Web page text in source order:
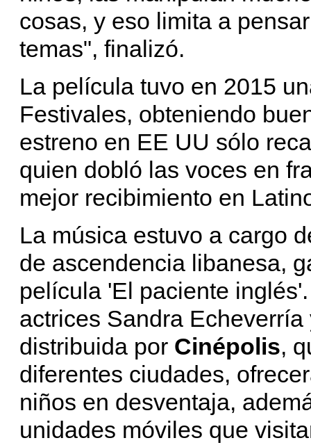
cosas, y eso limita a
temas", finalizó.
La película tuvo en 2015
Festivales, obteniendo
estreno en EE UU sólo
quien dobló las voces en
mejor recibimiento en
La música estuvo a cargo
de ascendencia libanesa,
película 'El paciente
actrices Sandra
distribuida por Cinépolis,
diferentes ciudades,
niños en desventaja,
unidades móviles que